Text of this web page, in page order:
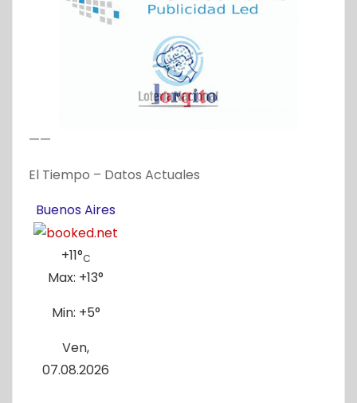
i
e
——
El Tiempo – Datos Actuales
Buenos Aires
+11°C
Max: +13°
Min: +5°
Ven,
07.08.2026